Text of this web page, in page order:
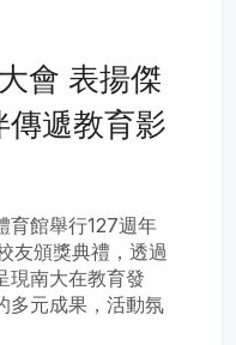
會 表揚傑
傳遞教育影
育館舉行127週年
友頒獎典禮，透過
現南大在教育發
多元成果，活動氛